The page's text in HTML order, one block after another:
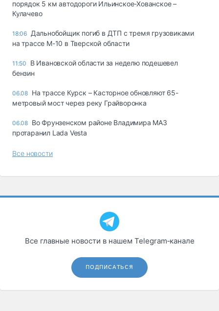
порядок 5 км автодороги Ильинское-Хованское –
Кулачево
18:06 Дальнобойщик погиб в ДТП с тремя грузовиками
на трассе М-10 в Тверской области
11:50
В Ивановской области за неделю подешевел
бензин
06.08 На трассе Курск – Касторное обновляют 65-
метровый мост через реку Грайворонка
06.08 Во Фрунзенском районе Владимира МАЗ
протаранил Lada Vesta
Все новости
Все главные новости в нашем Telegram‑канале
ПОДПИСАТЬСЯ